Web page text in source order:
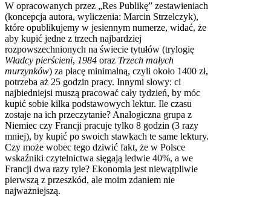
W opracowanych przez „Res Publikę” zestawieniach
(koncepcja autora, wyliczenia: Marcin Strzelczyk),
które opublikujemy w jesiennym numerze, widać, że
aby kupić jedne z trzech najbardziej
rozpowszechnionych na świecie tytułów (trylogię
Władcy pierścieni, 1984 oraz Trzech małych
murzynków) za płacę minimalną, czyli około 1400 zł,
potrzeba aż 25 godzin pracy. Innymi słowy: ci
najbiedniejsi muszą pracować cały tydzień, by móc
kupić sobie kilka podstawowych lektur. Ile czasu
zostaje na ich przeczytanie? Analogiczna grupa z
Niemiec czy Francji pracuje tylko 8 godzin (3 razy
mniej), by kupić po swoich stawkach te same lektury.
Czy może wobec tego dziwić fakt, że w Polsce
wskaźniki czytelnictwa sięgają ledwie 40%, a we
Francji dwa razy tyle? Ekonomia jest niewątpliwie
pierwszą z przeszkód, ale moim zdaniem nie
najważniejszą.